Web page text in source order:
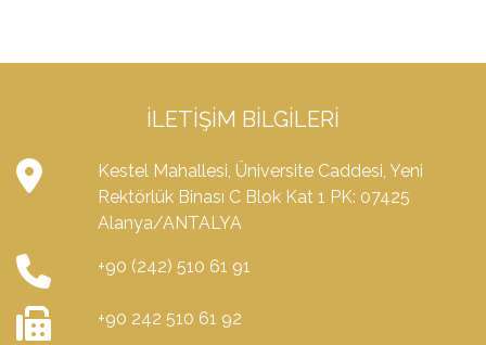
İLETIŞIM BILGILERI
Kestel Mahallesi, Üniversite Caddesi, Yeni
Rektörlük Binası C Blok Kat 1 PK: 07425
Alanya/ANTALYA
+90 (242) 510 61 91
+90 242 510 61 92